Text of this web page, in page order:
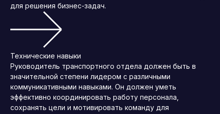
для решения бизнес-задач.
Технические навыки
Руководитель транспортного отдела должен быть в
значительной степени лидером с различными
коммуникативными навыками. Он должен уметь
эффективно координировать работу персонала,
сохранять цели и мотивировать команду для